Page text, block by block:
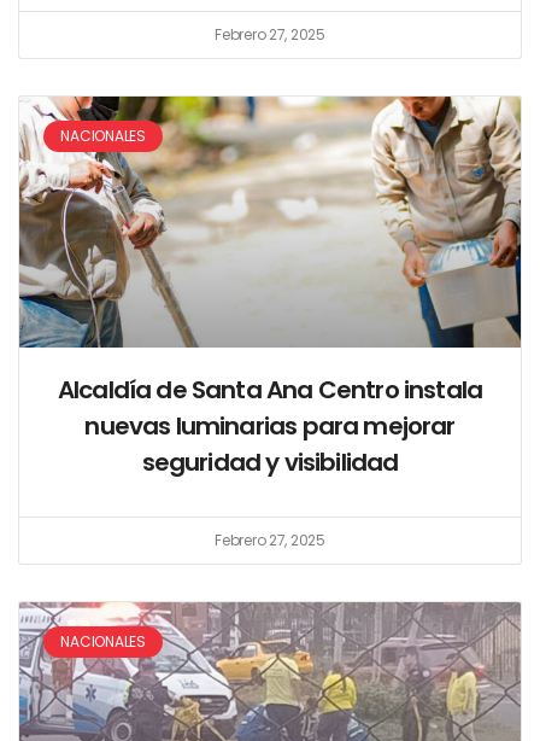
Febrero 27, 2025
NACIONALES
Alcaldía de Santa Ana Centro instala
nuevas luminarias para mejorar
seguridad y visibilidad
Febrero 27, 2025
NACIONALES